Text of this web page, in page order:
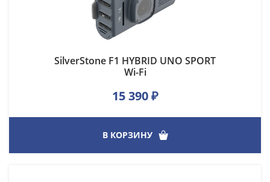
SilverStone F1 HYBRID UNO SPORT
Wi-Fi
15 390 ₽
В КОРЗИНУ